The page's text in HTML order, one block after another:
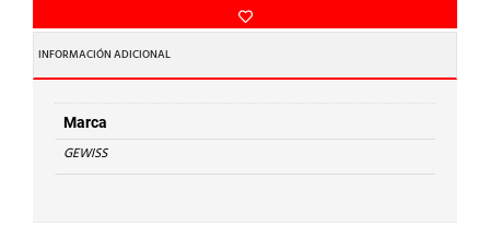
SMART[3]
1200
54LED
20W
TRASP.
cantidad
INFORMACIÓN ADICIONAL
Marca
GEWISS